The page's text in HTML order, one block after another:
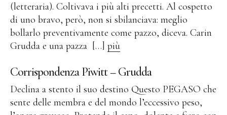
(letteraria). Coltivava i più alti precetti. Al cospetto
di uno bravo, però, non si sbilanciava: meglio
bollarlo preventivamente come pazzo, diceva. Carin
Grudda e una pazza […] più
Corrispondenza Piwitt – Grudda
Declina a stento il suo destino Questo PEGASO che
sente delle membra e del mondo l’eccessivo peso,